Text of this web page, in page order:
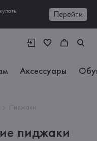
Перейти
Аксессуары
Пиджаки
пиджаки